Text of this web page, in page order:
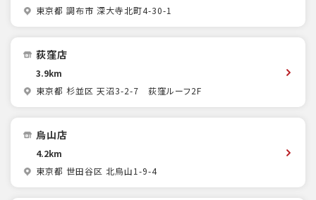
東京都 調布市 深大寺北町4-30-1
荻窪店
3.9km
東京都 杉並区 天沼3-2-7 荻窪ルーフ2F
烏山店
4.2km
東京都 世田谷区 北烏山1-9-4